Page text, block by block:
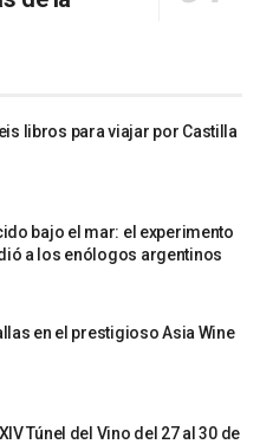
libros para viajar por Castilla
bajo el mar: el experimento
a los enólogos argentinos
en el prestigioso Asia Wine
Túnel del Vino del 27 al 30 de